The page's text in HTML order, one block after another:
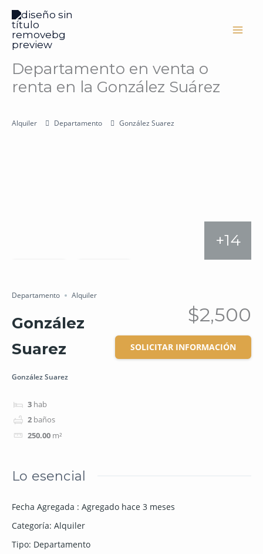
contenido
Departamento en venta o
renta en la González Suárez
Alquiler Departamento González Suarez
+14
Departamento Alquiler
González
Suarez
González Suarez
3 hab
2 baños
250.00 m²
$2,500
SOLICITAR INFORMACIÓN
Lo esencial
Fecha Agregada : Agregado hace 3 meses
Categoría: Alquiler
Tipo: Departamento